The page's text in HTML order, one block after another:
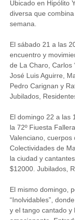
Ubicado en Hipólito
diversa que
semana.
El sábado 21 a las
encuentro y
de La Charo, Carlos
José Luis Aguirre,
Pedro Carignan y
Jubilados,
El domingo 22 a las
la 72º Fiuesta
Valenciano, cuerpos
Colectividades de
la ciudad y
$12000. Jubilados,
El mismo domingo,
“Inolvidables”,
y el tango cantado y